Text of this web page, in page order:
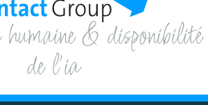
& disponibilité
de l'ia